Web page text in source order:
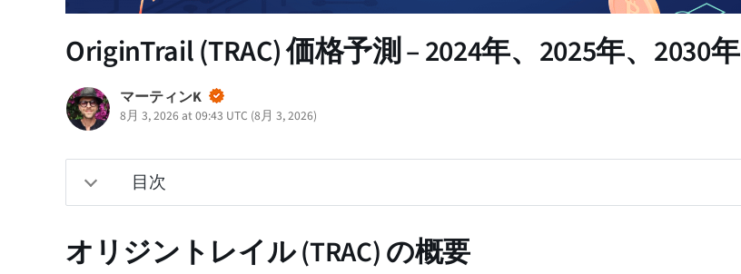
OriginTrail (TRAC) 価格予測 – 2024年、2025年、2030年
マーティンK
8月 3, 2026 at 09:43 UTC (8月 3, 2026)
目次
オリジントレイル (TRAC) の概要